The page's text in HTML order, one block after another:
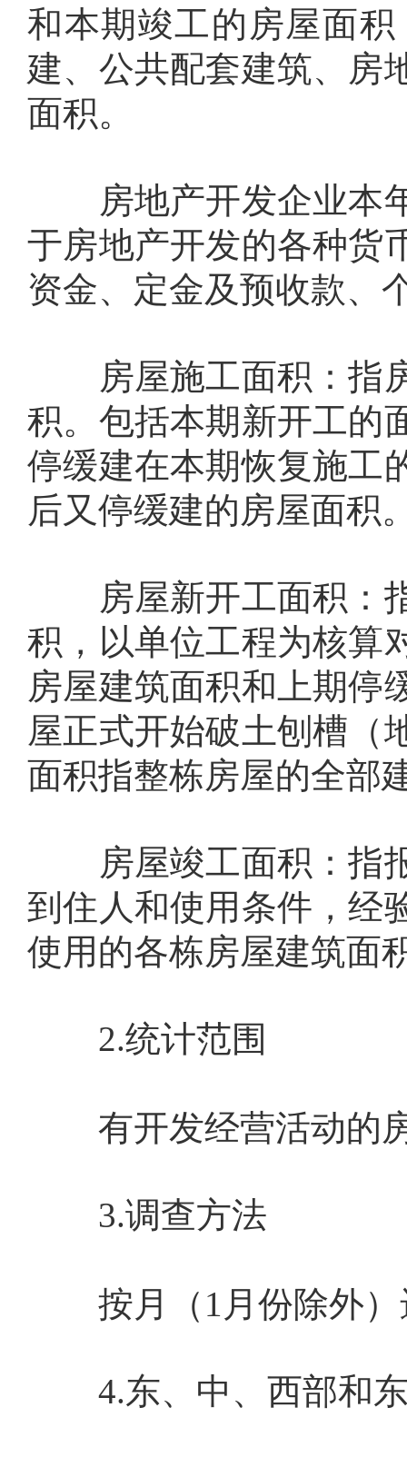
和本期竣工的房屋面
建、公共配套建筑、房
面积。
房地产开发企业本年
于房地产开发的各种货
资金、定金及预收款、
房屋施工面积：指房
积。包括本期新开工的
停缓建在本期恢复施工
后又停缓建的房屋面积
房屋新开工面积：指
积，以单位工程为核算
房屋建筑面积和上期停
屋正式开始破土刨槽（
面积指整栋房屋的全部
房屋竣工面积：指报
到住人和使用条件，经
使用的各栋房屋建筑面
2.统计范围
有开发经营活动的房
3.调查方法
按月（ 1 月份除外
4.东、中、西部和